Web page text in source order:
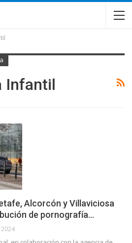
Infantil
Alcorcón y Villaviciosa
de pornografía…